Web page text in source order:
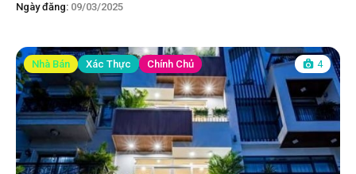
Ngày đăng: 09/03/2025
Nhà Bán Xác Thực Chính Chủ 4